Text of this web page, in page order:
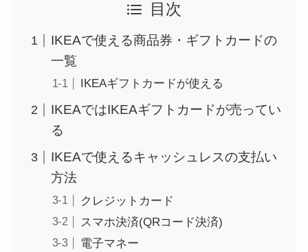
目次
IKEAで使える商品券・ギフトカードの
一覧
IKEAギフトカードが使える
IKEAではIKEAギフトカードが売ってい
る
IKEAで使えるキャッシュレスの支払い
方法
クレジットカード
スマホ決済(QRコード決済)
電子マネー